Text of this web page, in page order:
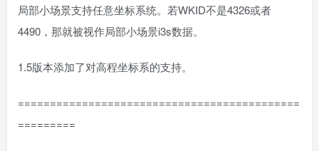
局部小场景支持任意坐标系统。若WKID不是4326或者
4490，那就被视作局部小场景i3s数据。
1.5版本添加了对高程坐标系的支持。
============================================
=========